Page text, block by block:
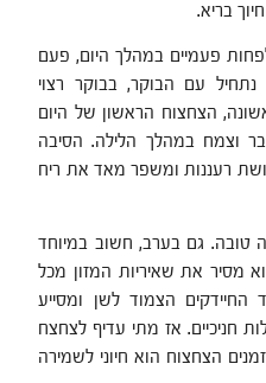
בריא.
לפחות פעמיים במהלך היום, פעם
עם הבוקר, בבוקר רצוי
הצחצוח הראשון של היום
וצמח במהלך הלילה. הסיבה
רעננות ומשפר מאד את ריח
טובה. גם בערב, חשוב במיוחד
מסיר את שאיריות המזון מכל
החיידקים הצמוד לשן ומסייע
חניכיים. אז מתי עדיף לצחצח
הצחצוח הוא חיוני לשמירה